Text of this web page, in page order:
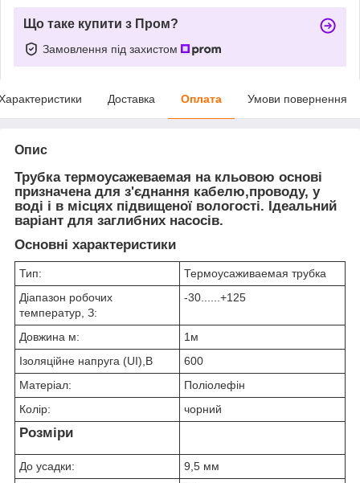
Що таке купити з Пром?
Замовлення під захистом
Доставка Оплата Умови повернення
Опис
Трубка термоусажеваемая на кльовою основі
призначена для з'єднання кабелю,проводу, у
воді і в місцях підвищеної вологості. Ідеальний
варіант для заглибних насосів.
Основні характеристики
Тип:
Термоусаживаемая трубка
Діапазон робочих
температур, З:
-30......+125
Довжина м:
1м
Ізоляційне напруга (UI),В
600
Матеріал:
Поліолефін
Колір:
чорний
Розміри
До усадки:
9,5 мм